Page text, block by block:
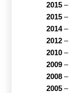
2015–
2015–
2014–
2012–
2010–
2009–
2008–
2005–